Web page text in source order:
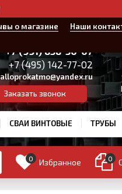
о магазине
Наши
+7 (991) 858-30-07
+7 (495) 142-77-02
Заказать звонок
СВАИ ВИНТОВЫЕ ТРУБЫ
0 Избранное 0